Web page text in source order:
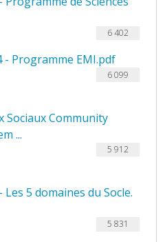
6 402
- Programme EMI.pdf
6 099
Sociaux Community
...
5 912
Les 5 domaines du Socle.
5 831